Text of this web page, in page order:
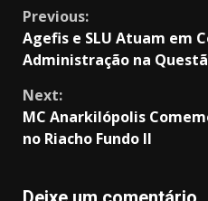
Continue
Reading
Previous:
Agefis e SLU Atuam em
Administração na
Next:
MC Anarkilópolis
no Riacho Fundo II